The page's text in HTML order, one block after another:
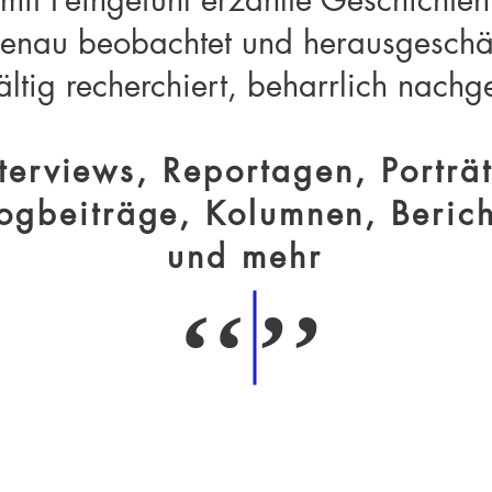
beobachtet und
recherchiert, beharrlich
Reportagen,
Kolumnen,
und mehr
’’
‘‘